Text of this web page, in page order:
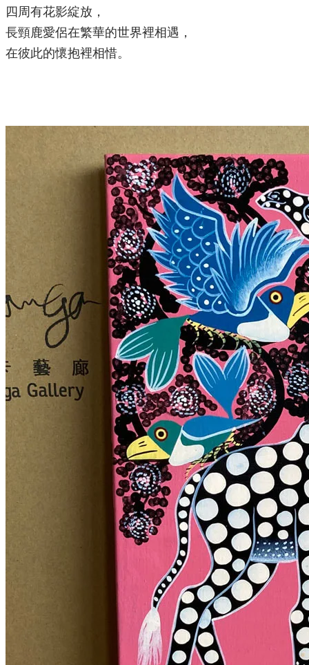
四周有花影綻放，
長頸鹿愛侶在繁華的世界裡相遇，
在彼此的懷抱裡相惜。